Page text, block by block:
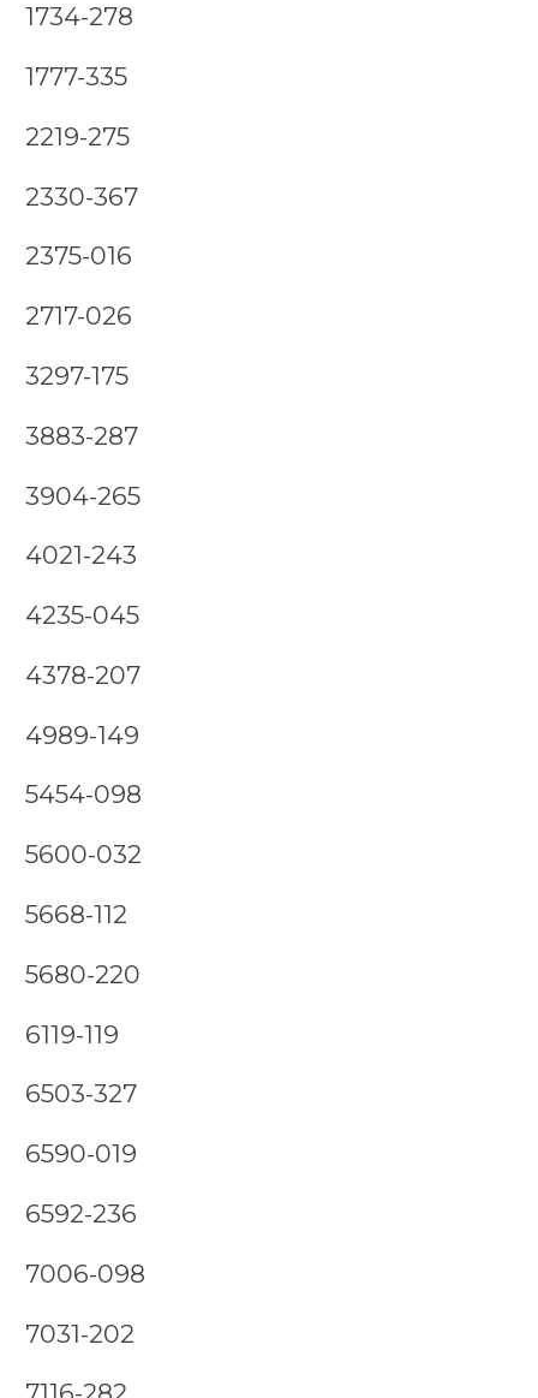
1734-278
1777-335
2219-275
2330-367
2375-016
2717-026
3297-175
3883-287
3904-265
4021-243
4235-045
4378-207
4989-149
5454-098
5600-032
5668-112
5680-220
6119-119
6503-327
6590-019
6592-236
7006-098
7031-202